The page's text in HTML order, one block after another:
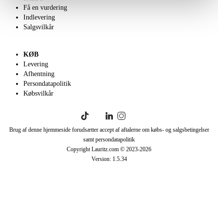
Få en vurdering
Indlevering
Salgsvilkår
KØB
Levering
Afhentning
Persondatapolitik
Købsvilkår
Brug af denne hjemmeside forudsætter accept af aftalerne om købs- og salgsbetingelser
samt persondatapolitik
Copyright Lauritz.com © 2023-2026
Version: 1.5.34